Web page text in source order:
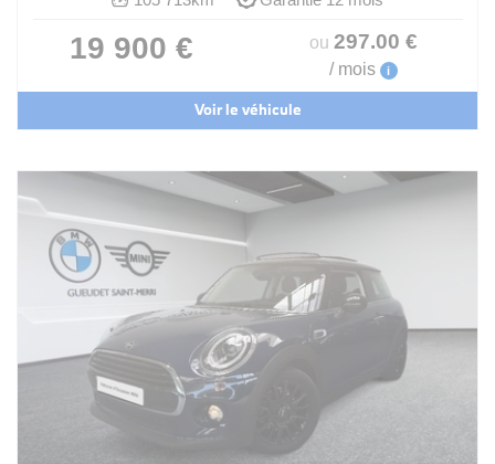
19 900 € ou 297.00 €
/ mois i
Voir le véhicule